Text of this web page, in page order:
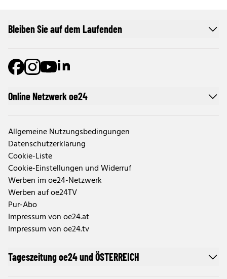
Online Netzwerk oe24
Allgemeine Nutzungsbedingungen
Datenschutzerklärung
Cookie-Liste
Cookie-Einstellungen und Widerruf
Werben im oe24-Netzwerk
Werben auf oe24TV
Pur-Abo
Impressum von oe24.at
Impressum von oe24.tv
Tageszeitung oe24 und ÖSTERREICH
Bleiben Sie auf dem Laufenden